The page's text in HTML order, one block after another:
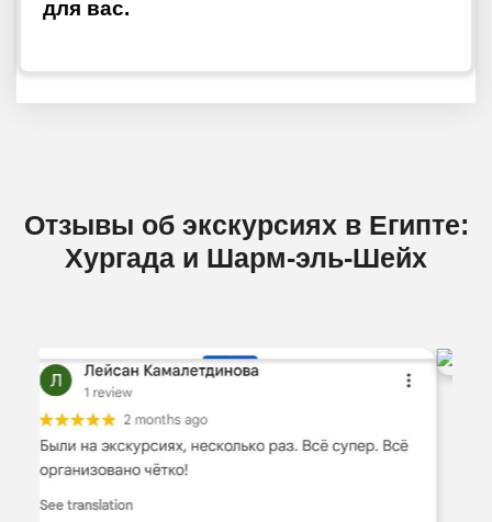
для вас.
Отзывы об экскурсиях в Египте:
Хургада и Шарм-эль-Шейх
Previous Next
ЧАСТО ЗАДАВАЕМЫЕ ВОПРОСЫ